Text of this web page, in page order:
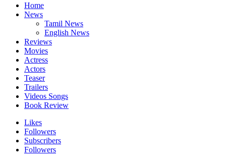
Home
News
Tamil News
English News
Reviews
Movies
Actress
Actors
Teaser
Trailers
Videos Songs
Book Review
Likes
Followers
Subscribers
Followers